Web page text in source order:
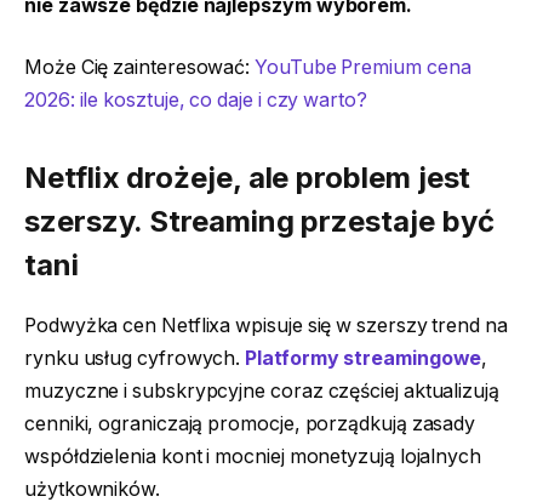
nie zawsze będzie najlepszym wyborem.
Może Cię zainteresować:YouTube Premium cena
2026: ile kosztuje, co daje i czy warto?
Netflix drożeje, ale problem jest
szerszy. Streaming przestaje być
tani
Podwyżka cen Netflixa wpisuje się w szerszy trend na
rynku usług cyfrowych. Platformy streamingowe,
muzyczne i subskrypcyjne coraz częściej aktualizują
cenniki, ograniczają promocje, porządkują zasady
współdzielenia kont i mocniej monetyzują lojalnych
użytkowników.